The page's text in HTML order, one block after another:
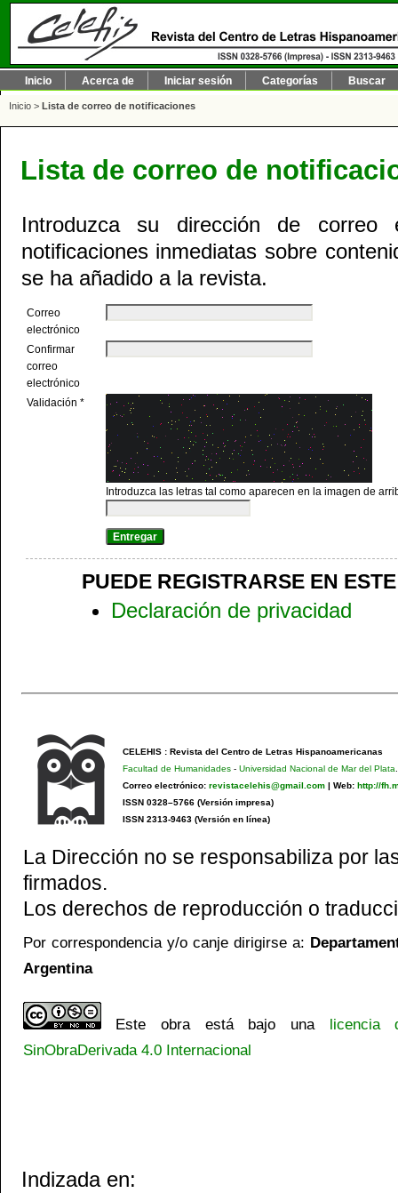
Inicio Acerca de Iniciar sesión Categorías Buscar
Inicio > Lista de correo de notificaciones
Lista de correo de
Introduzca su dirección de correo
notificaciones inmediatas sobre
se ha añadido a la revista.
Correo
electrónico
Confirmar
correo
electrónico
Validación *
Introduzca las letras tal como aparecen en la imagen de
PUEDE REGISTRARSE EN
Declaración de privacidad
CELEHIS : Revista del Centro de Letras Hispanoamericanas
Facultad de Humanidades- Universidad Nacional de Mar del Plata.
Correo electrónico: revistacelehis@gmail.com| Web: http://
ISSN 0328–5766 (Versión impresa)
ISSN 2313-9463 (Versión en línea)
La Dirección no se responsabiliza por
firmados.
Los derechos de reproducción o
Por correspondencia y/o canje dirigirse a:
Argentina
Este obra está bajo una licencia
SinObraDerivada 4.0 Internacional
Indizada en: